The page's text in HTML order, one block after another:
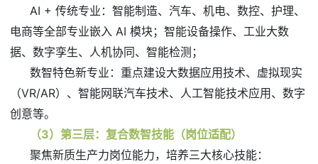
AI + 传统专业：智能制造、汽车、机电、数控、护理、
电商等全部专业嵌入 AI 模块；智能设备操作、工业大数
据、数字孪生、人机协同、智能检测；
数智特色新专业：重点建设大数据应用技术、虚拟现实
（VR/AR）、智能网联汽车技术、人工智能技术应用、数字
创意等。
（3）第三层：复合数智技能（岗位适配）
聚焦新质生产力岗位能力，培养三大核心技能：